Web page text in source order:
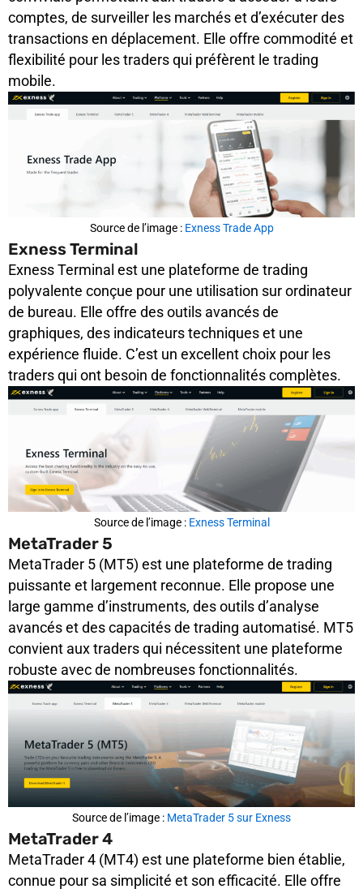
comptes, de surveiller les marchés et d’exécuter des
transactions en déplacement. Elle offre commodité et
flexibilité pour les traders qui préfèrent le trading
mobile.
Source de l’image : Exness Trade App
Exness Terminal
Exness Terminal est une plateforme de trading
polyvalente conçue pour une utilisation sur ordinateur
de bureau. Elle offre des outils avancés de
graphiques, des indicateurs techniques et une
expérience fluide. C’est un excellent choix pour les
traders qui ont besoin de fonctionnalités complètes.
Source de l’image : Exness Terminal
MetaTrader 5
MetaTrader 5 (MT5) est une plateforme de trading
puissante et largement reconnue. Elle propose une
large gamme d’instruments, des outils d’analyse
avancés et des capacités de trading automatisé. MT5
convient aux traders qui nécessitent une plateforme
robuste avec de nombreuses fonctionnalités.
Source de l’image : MetaTrader 5 sur Exness
MetaTrader 4
MetaTrader 4 (MT4) est une plateforme bien établie,
connue pour sa simplicité et son efficacité. Elle offre